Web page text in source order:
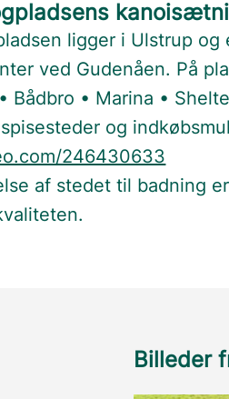
ligger i Ulstrup
ved Gudenåen. På
Bådbro • Marina •
og
246430633
af stedet til badning
Billeder